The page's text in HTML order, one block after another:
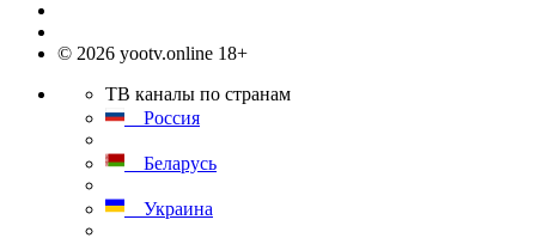
© 2026 yootv.online 18+
ТВ каналы по странам
Россия
Беларусь
Украина